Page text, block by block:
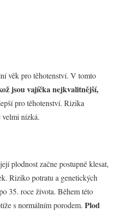
věk pro těhotenství. V tomto
jsou vajíčka nejkvalitnější,
pro těhotenství. Rizika
velmi nízká.
plodnost začne postupně klesat,
Riziko potratu a genetických
35. roce života. Během této
s normálním porodem. Plod